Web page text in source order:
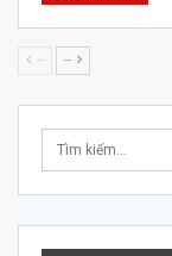
-- --